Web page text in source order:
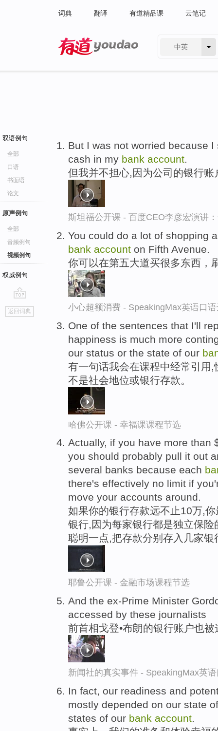
词典 翻译 有道精品课 云笔记
中英
双语例句
全部
口语
书面语
论文
原声例句
全部
音频例句
视频例句
权威例句
go
top
返回词典
But I was not worried because
cash in my bank account.
但我并不担心,因为公司的银行
斯坦福公开课 - 百度CEO李彦宏演讲
You could do a lot of shopping
bank account on Fifth Avenue.
你可以在第五大道买很多东西，
小心超额消费 - SpeakingMax英语口
One of the sentences that I'll
happiness is much more
our status or the state of our
有一句话我会在课程中经常引用
不是社会地位或银行存款。
哈佛公开课 - 幸福课课程节选
Actually, if you have more than
you should probably pull it out
several banks because each
there's effectively no limit if
move your accounts around.
如果你的银行存款远不止10万,
银行,因为每家银行都是独立保
聪明一点,把存款分别存入几家银
耶鲁公开课 - 金融市场课程节选
And the ex-Prime Minister
accessed by these journalists
前首相戈登•布朗的银行账户也
新闻社的真实事件 - SpeakingMax英
In fact, our readiness and
mostly depended on our state
states of our bank account.